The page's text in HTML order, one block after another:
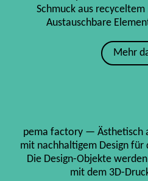
Schmuck aus
Austauschbare
Mehr
pema factory — Ästhetisch
mit nachhaltigem Design für
Die Design-Objekte
mit dem 3D-